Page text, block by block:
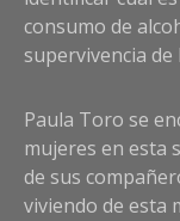
consumo de
supervivencia de
Paula Toro se
mujeres en esta
de sus
viviendo de esta